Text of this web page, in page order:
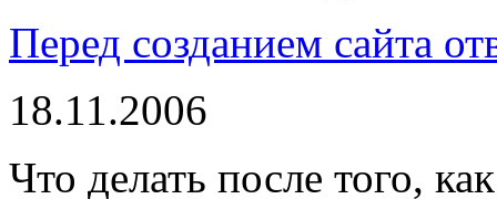
Перед созданием сайта
18.11.2006
Что делать после того,